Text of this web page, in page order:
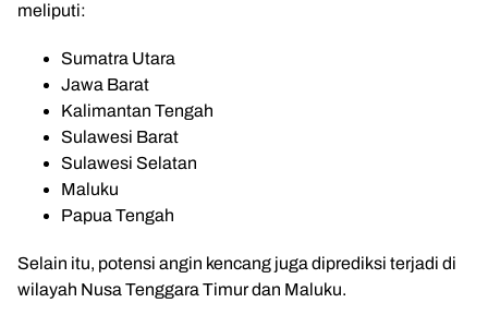
meliputi:
Sumatra Utara
Jawa Barat
Kalimantan Tengah
Sulawesi Barat
Sulawesi Selatan
Maluku
Papua Tengah
Selain itu, potensi angin kencang juga diprediksi terjadi di
wilayah Nusa Tenggara Timur dan Maluku.